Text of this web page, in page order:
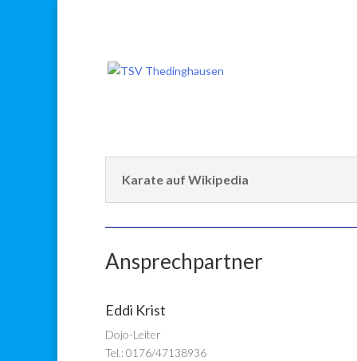
Karate auf Wikipedia
Ansprechpartner
Eddi Krist
Dojo-Leiter
Tel.: 0176/47138936